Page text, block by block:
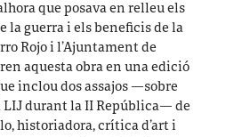
que posava en relleu els
la guerra i els beneficis de la
Rojo i l’Ajuntament de
aquesta obra en una edició
inclou dos assajos —sobre
LIJ durant la II República— de
historiadora, crítica d’art i